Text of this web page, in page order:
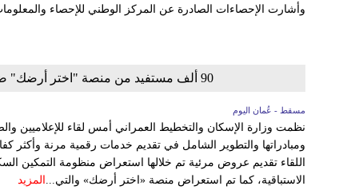
وأشارت الإحصاءات الصادرة عن المركز الوطني للإحصاء
90 ألف مستفيد من منصة "اختر أرضك" ضمن الخدمات الإسكانية الرقمية في سلطنة عُمان
مسقط - عُمان اليوم
نظمت وزارة الإسكان والتخطيط العمراني أمس لقاء للإعلاميين
ومبادراتها والتطوير الشامل في تقديم خدمات رقمية مرنة وأكثر
اللقاء تقديم عروض مرئية تم خلالها استعراض منظومة التمكين
الاستباقية، كما تم استعراض منصة «اختر أرضك» والتي... المزيد